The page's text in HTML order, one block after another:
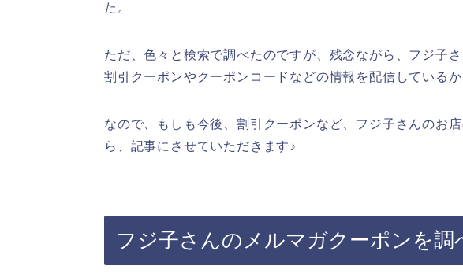
た。
ただ、色々と検索で調べたのですが、残念ながら、フジ子
割引クーポンやクーポンコードなどの情報を配信している
なので、もしも今後、割引クーポンなど、フジ子さんのお
ら、記事にさせていただきます♪
フジ子さんのメルマガクーポンを調